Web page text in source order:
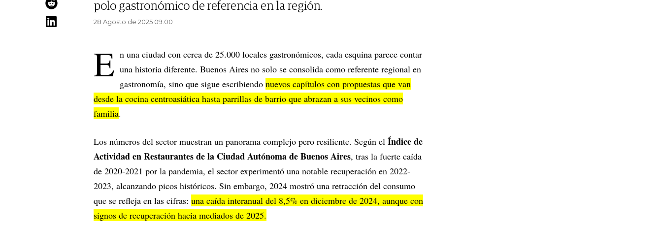
polo gastronómico de referencia en la región.
28 Agosto de 2025 09.00
E n una ciudad con cerca de 25.000 locales gastronómicos, cada esquina parece contar
una historia diferente. Buenos Aires no solo se consolida como referente regional en
gastronomía, sino que sigue escribiendo nuevos capítulos con propuestas que van
desde la cocina centroasiática hasta parrillas de barrio que abrazan a sus vecinos como
familia.
Los números del sector muestran un panorama complejo pero resiliente. Según el Índice de
Actividad en Restaurantes de la Ciudad Autónoma de Buenos Aires, tras la fuerte caída
de 2020-2021 por la pandemia, el sector experimentó una notable recuperación en 2022-
2023, alcanzando picos históricos. Sin embargo, 2024 mostró una retracción del consumo
que se refleja en las cifras: una caída interanual del 8,5% en diciembre de 2024, aunque con
signos de recuperación hacia mediados de 2025.